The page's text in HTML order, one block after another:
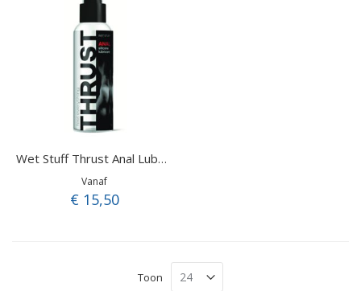
Wet Stuff Thrust Anal Lube (110 gr.)
Vanaf
€ 15,50
Toon